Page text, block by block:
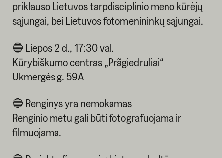
priklauso Lietuvos tarpdisciplinio meno kūrėjų
sąjungai, bei Lietuvos fotomenininkų sąjungai.
🔵 Liepos 2 d., 17:30 val.
Kūrybiškumo centras „Prãgiedruliai“
Ukmergės g. 59A
🔵 Renginys yra nemokamas
Renginio metu gali būti fotografuojama ir
filmuojama.